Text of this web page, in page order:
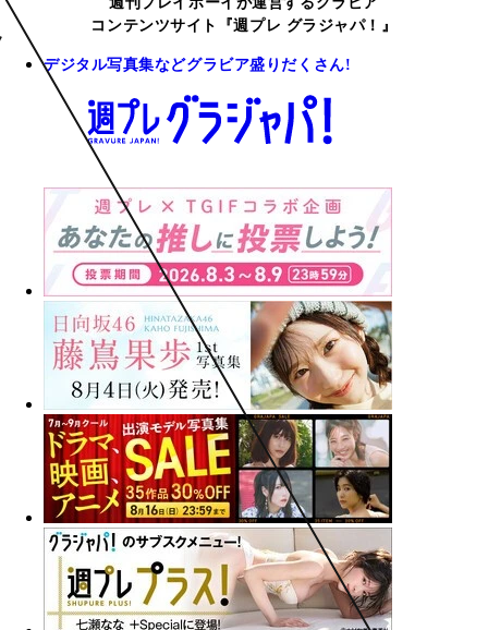
コンテンツサイト『週プレ グラジャパ！』
デジタル写真集などグラビア盛りだくさん!